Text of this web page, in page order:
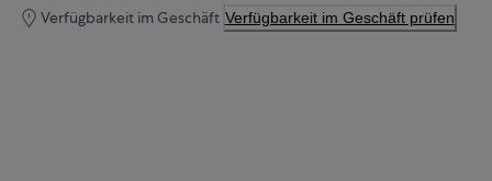
Verfügbarkeit im Geschäft Verfügbarkeit im Geschäft prüfen